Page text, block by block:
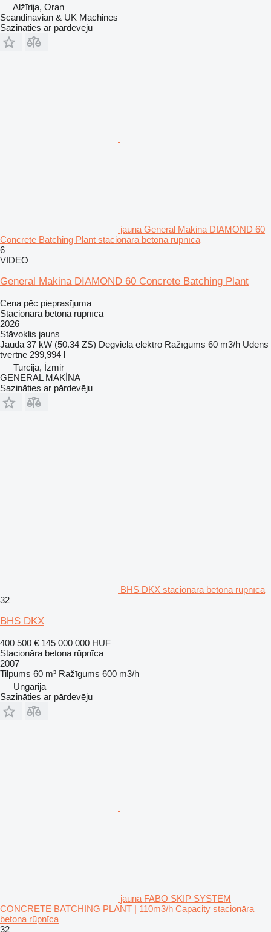
Alžīrija, Oran
Scandinavian & UK Machines
Sazināties ar pārdevēju
jauna General Makina DIAMOND 60
Concrete Batching Plant stacionāra betona rūpnīca
6
VIDEO
General Makina DIAMOND 60 Concrete Batching Plant
Cena pēc pieprasījuma
Stacionāra betona rūpnīca
2026
Stāvoklis jauns
Jauda 37 kW (50.34 ZS) Degviela elektro Ražīgums 60 m3/h Ūdens
tvertne 299,994 l
Turcija, İzmir
GENERAL MAKİNA
Sazināties ar pārdevēju
BHS DKX stacionāra betona rūpnīca
32
BHS DKX
400 500 € 145 000 000 HUF
Stacionāra betona rūpnīca
2007
Tilpums 60 m³ Ražīgums 600 m3/h
Ungārija
Sazināties ar pārdevēju
jauna FABO SKIP SYSTEM
CONCRETE BATCHING PLANT | 110m3/h Capacity stacionāra
betona rūpnīca
32